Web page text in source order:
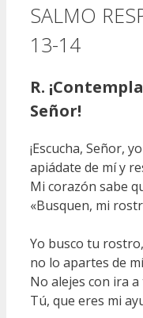
SALMO
13-14
R.
Señor!
¡Escucha, Señor,
apiádate de mí y
Mi corazón sabe
«Busquen, mi
Yo busco tu
no lo apartes de
No alejes con ira
Tú, que eres mi